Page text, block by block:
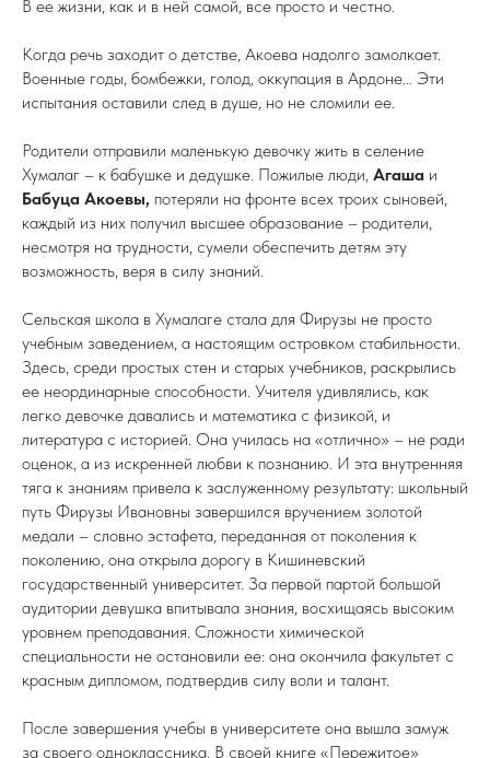
В ее жизни, как и в ней самой, все просто и честно.
Когда речь заходит о детстве, Акоева надолго замолкает.
Военные годы, бомбежки, голод, оккупация в Ардоне… Эти
испытания оставили след в душе, но не сломили ее.
Родители отправили маленькую девочку жить в селение
Хумалаг – к бабушке и дедушке. Пожилые люди, Агаша и
Бабуца Акоевы, потеряли на фронте всех троих сыновей,
каждый из них получил высшее образование – родители,
несмотря на трудности, сумели обеспечить детям эту
возможность, веря в силу знаний.
Сельская школа в Хумалаге стала для Фирузы не просто
учебным заведением, а настоящим островком стабильности.
Здесь, среди простых стен и старых учебников, раскрылись
ее неординарные способности. Учителя удивлялись, как
легко девочке давались и математика с физикой, и
литература с историей. Она училась на «отлично» – не ради
оценок, а из искренней любви к познанию. И эта внутренняя
тяга к знаниям привела к заслуженному результату: школьный
путь Фирузы Ивановны завершился вручением золотой
медали – словно эстафета, переданная от поколения к
поколению, она открыла дорогу в Кишиневский
государственный университет. За первой партой большой
аудитории девушка впитывала знания, восхищаясь высоким
уровнем преподавания. Сложности химической
специальности не остановили ее: она окончила факультет с
красным дипломом, подтвердив силу воли и талант.
После завершения учебы в университете она вышла замуж
за своего одноклассника. В своей книге «Пережитое»